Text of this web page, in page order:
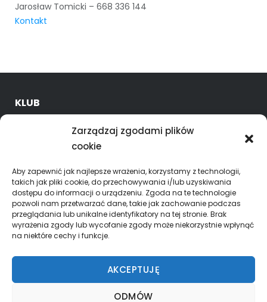
Zarządzaj zgodami plików
cookie
Aby zapewnić jak najlepsze wrażenia, korzystamy z technologii,
takich jak pliki cookie, do przechowywania i/lub uzyskiwania
dostępu do informacji o urządzeniu. Zgoda na te technologie
pozwoli nam przetwarzać dane, takie jak zachowanie podczas
przeglądania lub unikalne identyfikatory na tej stronie. Brak
wyrażenia zgody lub wycofanie zgody może niekorzystnie wpłynąć
na niektóre cechy i funkcje.
AKCEPTUJĘ
ODMÓW
Jarosław Tomicki – 668 336 144
Kontakt
KLUB
Godziny treningów
ROZGRYWKI
Skład Superliga mężczyzn
KALENDARZ – WYNIKI